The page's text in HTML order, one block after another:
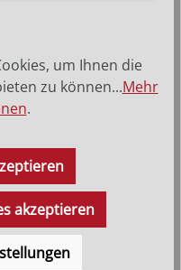
um Ihnen die
zu können...Mehr
.
akzeptieren